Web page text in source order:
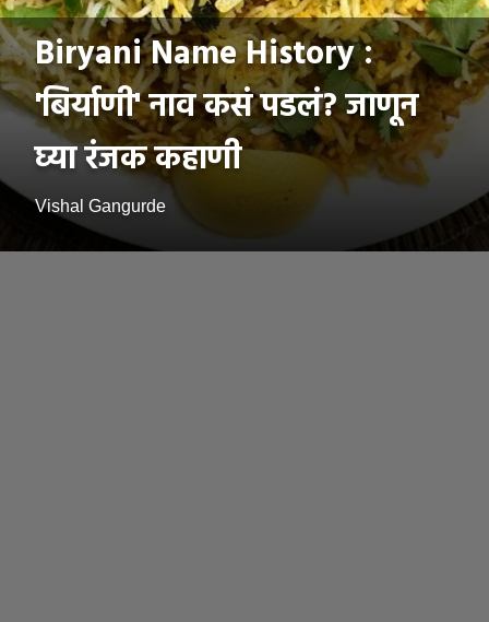
Biryani Name History :
'बिर्याणी' नाव कसं पडलं? जाणून
घ्या रंजक कहाणी
Vishal Gangurde